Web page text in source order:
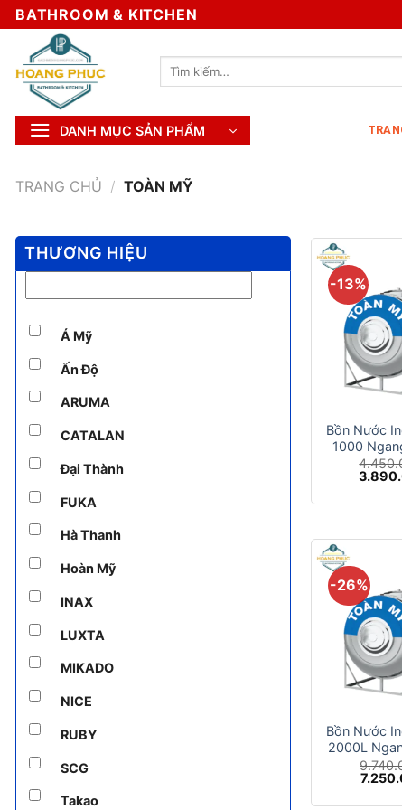
Skip
to
content
BATHROOM & KITCHEN
Tìm
DANH MỤC SẢN PHẨM
TRANG CHỦ / TOÀN MỸ
THƯƠNG HIỆU
Á Mỹ
Ấn Độ
ARUMA
CATALAN
Đại Thành
FUKA
Hà Thanh
Hoàn Mỹ
INAX
LUXTA
MIKADO
NICE
RUBY
SCG
Takao
-13%
Bồn Nước
1000
Giá
là:
-26%
Bồn Nước
2000L
Giá
là: